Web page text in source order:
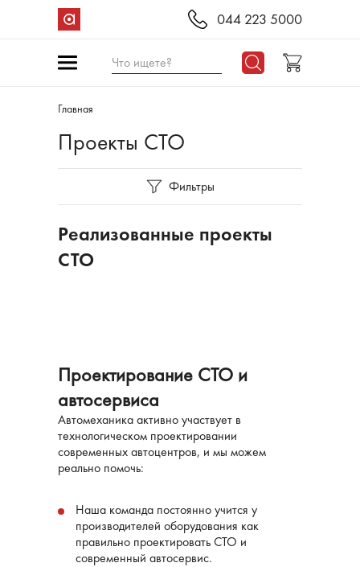
044 223 5000
Что ищете?
Главная
Проекты СТО
Фильтры
Реализованные проекты
СТО
Проектирование СТО и
автосервиса
Автомеханика активно участвует в
технологическом проектировании
современных автоцентров, и мы можем
реально помочь:
Наша команда постоянно учится у
производителей оборудования как
правильно проектировать СТО и
современный автосервис.